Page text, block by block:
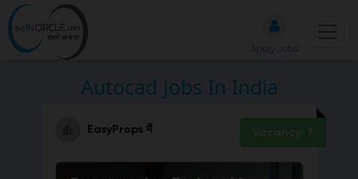
Apply Jobs
Autocad Jobs In India
EasyPropsमें